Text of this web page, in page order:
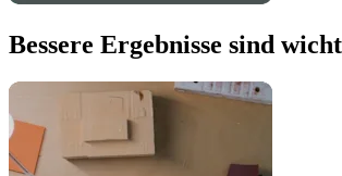
Bessere Ergebnisse sind